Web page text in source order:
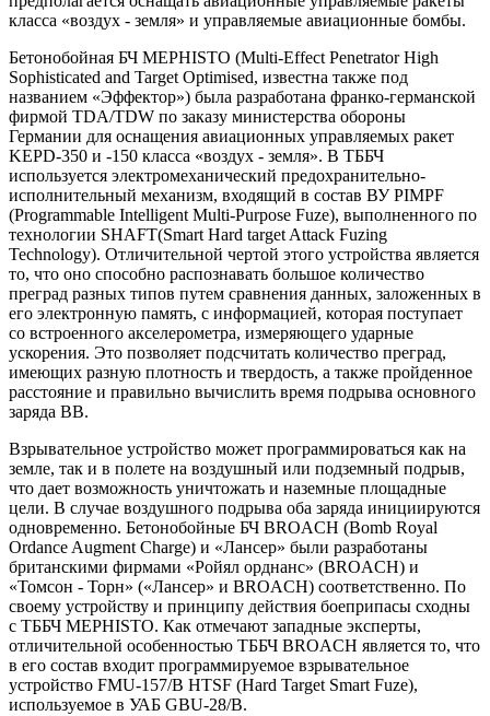
класса «воздух - земля» и управляемые авиационные бомбы.
Бетонобойная БЧ MEPHISTO (Multi-Effect Penetrator High
Sophisticated and Target Optimised, известна также под
названием «Эффектор») была разработана франко-германской
фирмой TDA/TDW по заказу министерства обороны
Германии для оснащения авиационных управляемых ракет
KEPD-350 и -150 класса «воздух - земля». В ТББЧ
используется электромеханический предохранительно-
исполнительный механизм, входящий в состав ВУ PIMPF
(Programmable Intelligent Multi-Purpose Fuze), выполненного по
технологии SHAFT(Smart Hard target Attack Fuzing
Technology). Отличительной чертой этого устройства является
то, что оно способно распознавать большое количество
преград разных типов путем сравнения данных, заложенных в
его электронную память, с информацией, которая поступает
со встроенного акселерометра, измеряющего ударные
ускорения. Это позволяет подсчитать количество преград,
имеющих разную плотность и твердость, а также пройденное
расстояние и правильно вычислить время подрыва основного
заряда ВВ.
Взрывательное устройство может программироваться как на
земле, так и в полете на воздушный или подземный подрыв,
что дает возможность уничтожать и наземные площадные
цели. В случае воздушного подрыва оба заряда инициируются
одновременно. Бетонобойные БЧ BROACH (Bomb Royal
Ordance Augment Charge) и «Лансер» были разработаны
британскими фирмами «Ройял орднанс» (BROACH) и
«Томсон - Торн» («Лансер» и BROACH) соответственно. По
своему устройству и принципу действия боеприпасы сходны
с ТББЧ MEPHISTO. Как отмечают западные эксперты,
отличительной особенностью ТББЧ BROACH является то, что
в его состав входит программируемое взрывательное
устройство FMU-157/B HTSF (Hard Target Smart Fuze),
используемое в УАБ GBU-28/B.